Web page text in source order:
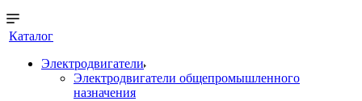
Каталог
Электродвигатели
Электродвигатели общепромышленного
назначения